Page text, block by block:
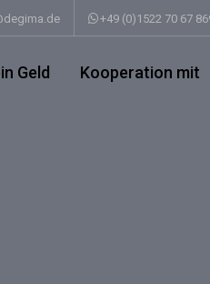
+49 (0)1522 70 67
Geld Kooperation mit